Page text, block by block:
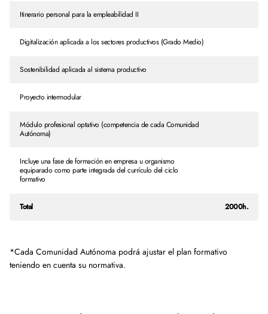
Itinerario personal para la empleabilidad II
Digitalización aplicada a los sectores productivos (Grado Medio)
Sostenibilidad aplicada al sistema productivo
Proyecto intermodular
Módulo profesional optativo (competencia de cada Comunidad
Autónoma)
Incluye una fase de formación en empresa u organismo
equiparado como parte integrada del currículo del ciclo
formativo
Total 2000h.
*Cada Comunidad Autónoma podrá ajustar el plan formativo
teniendo en cuenta su normativa.